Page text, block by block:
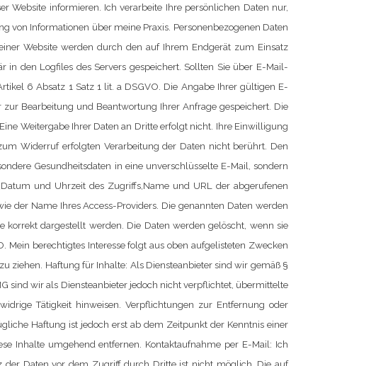
Website informieren. Ich verarbeite Ihre persönlichen Daten nur,
von Informationen über meine Praxis. Personenbezogenen Daten
Website werden durch den auf Ihrem Endgerät zum Einsatz
den Logfiles des Servers gespeichert. Sollten Sie über E-Mail-
6 Absatz 1 Satz 1 lit. a DSGVO. Die Angabe Ihrer gültigen E-
Bearbeitung und Beantwortung Ihrer Anfrage gespeichert. Die
Weitergabe Ihrer Daten an Dritte erfolgt nicht. Ihre Einwilligung
Widerruf erfolgten Verarbeitung der Daten nicht berührt. Den
Gesundheitsdaten in eine unverschlüsselte E-Mail, sondern
und Uhrzeit des Zugriffs,Name und URL der abgerufenen
der Name Ihres Access-Providers. Die genannten Daten werden
dargestellt werden. Die Daten werden gelöscht, wenn sie
berechtigtes Interesse folgt aus oben aufgelisteten Zwecken
ziehen. Haftung für Inhalte: Als Diensteanbieter sind wir gemäß §
sind wir als Diensteanbieter jedoch nicht verpflichtet, übermittelte
Tätigkeit hinweisen.Verpflichtungen zur Entfernung oder
Haftung ist jedoch erst ab dem Zeitpunkt der Kenntnis einer
Inhalte umgehend entfernen. Kontaktaufnahme per E-Mail: Ich